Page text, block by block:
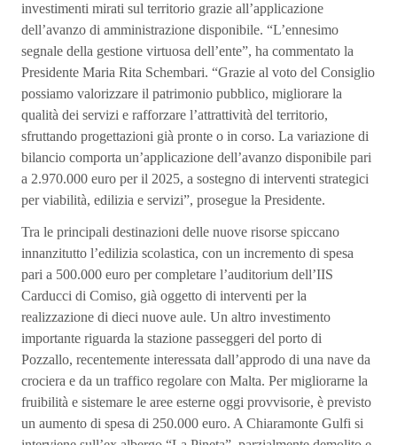
investimenti mirati sul territorio grazie all’applicazione
dell’avanzo di amministrazione disponibile. “L’ennesimo
segnale della gestione virtuosa dell’ente”, ha commentato la
Presidente Maria Rita Schembari. “Grazie al voto del Consiglio
possiamo valorizzare il patrimonio pubblico, migliorare la
qualità dei servizi e rafforzare l’attrattività del territorio,
sfruttando progettazioni già pronte o in corso. La variazione di
bilancio comporta un’applicazione dell’avanzo disponibile pari
a 2.970.000 euro per il 2025, a sostegno di interventi strategici
per viabilità, edilizia e servizi”, prosegue la Presidente.
Tra le principali destinazioni delle nuove risorse spiccano
innanzitutto l’edilizia scolastica, con un incremento di spesa
pari a 500.000 euro per completare l’auditorium dell’IIS
Carducci di Comiso, già oggetto di interventi per la
realizzazione di dieci nuove aule. Un altro investimento
importante riguarda la stazione passeggeri del porto di
Pozzallo, recentemente interessata dall’approdo di una nave da
crociera e da un traffico regolare con Malta. Per migliorarne la
fruibilità e sistemare le aree esterne oggi provvisorie, è previsto
un aumento di spesa di 250.000 euro. A Chiaramonte Gulfi si